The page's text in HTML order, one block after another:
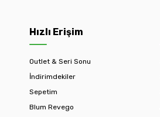
Hızlı Erişim
Outlet & Seri Sonu
İndirimdekiler
Sepetim
Blum Revego